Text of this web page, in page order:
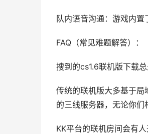
队内语音沟通：游戏内置
FAQ（常见难题解答）：
搜到的cs1.6联机版下载
传统的联机版大多基于局
的三线服务器，无论你们
KK平台的联机房间会有人